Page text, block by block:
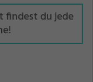
findest du jede